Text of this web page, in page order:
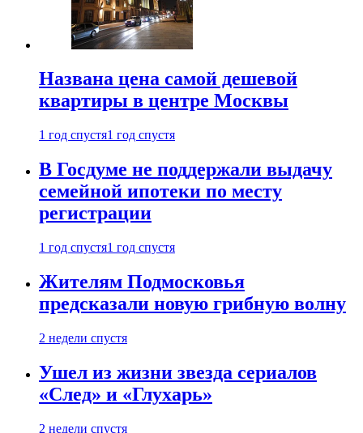
Названа цена самой дешевой
квартиры в центре Москвы
1 год спустя1 год спустя
В Госдуме не поддержали выдачу
семейной ипотеки по месту
регистрации
1 год спустя1 год спустя
Жителям Подмосковья
предсказали новую грибную волну
2 недели спустя
Ушел из жизни звезда сериалов
«След» и «Глухарь»
2 недели спустя